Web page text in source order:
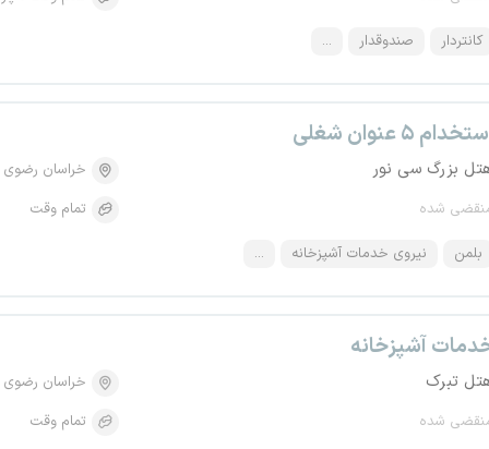
کانتردار صندوقدار ...
۵ عنوان شغلی
بزرگ سی نور
شده
خراسان رضوی
تمام وقت
بلمن نیروی خدمات آشپزخانه ...
آشپزخانه
تبرک
شده
خراسان رضوی
تمام وقت